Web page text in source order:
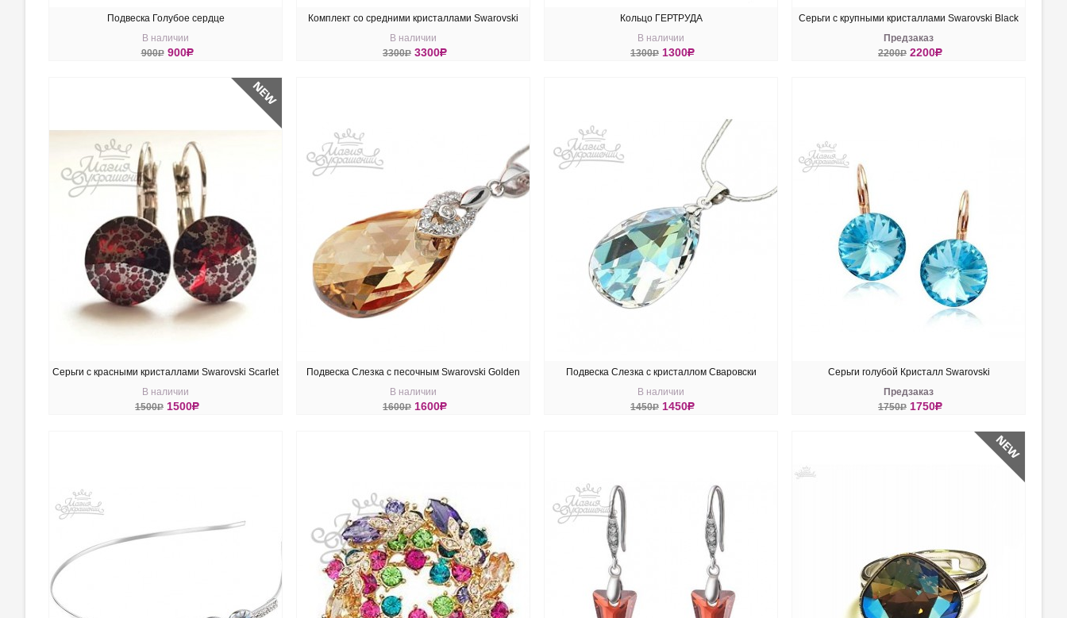
Подвеска Голубое сердце
В наличии
900R 900R
Комплект со средними кристаллами Swarovski
Aurore Boreale
В наличии
3300R 3300R
Кольцо ГЕРТРУДА
В наличии
1300R 1300R
Серьги с крупными кристаллами Swarovski Black
Diamond18 мм
Предзаказ
2200R 2200R
Серьги с красными кристаллами Swarovski Scarlet
Silver Patina 12 мм
В наличии
1500R 1500R
Подвеска Слезка с песочным Swarovski Golden
Shadow
В наличии
1600R 1600R
Подвеска Слезка с кристаллом Сваровски
В наличии
1450R 1450R
Серьги голубой Кристалл Swarovski
Предзаказ
1750R 1750R